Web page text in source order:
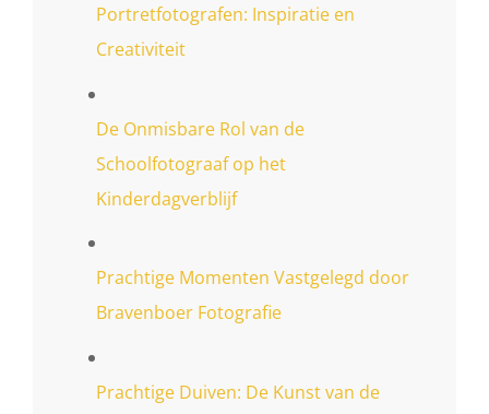
Portretfotografen: Inspiratie en
Creativiteit
De Onmisbare Rol van de
Schoolfotograaf op het
Kinderdagverblijf
Prachtige Momenten Vastgelegd door
Bravenboer Fotografie
Prachtige Duiven: De Kunst van de